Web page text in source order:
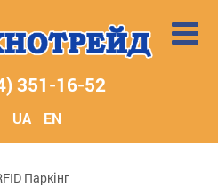
351-16-52
UA EN
Паркінг